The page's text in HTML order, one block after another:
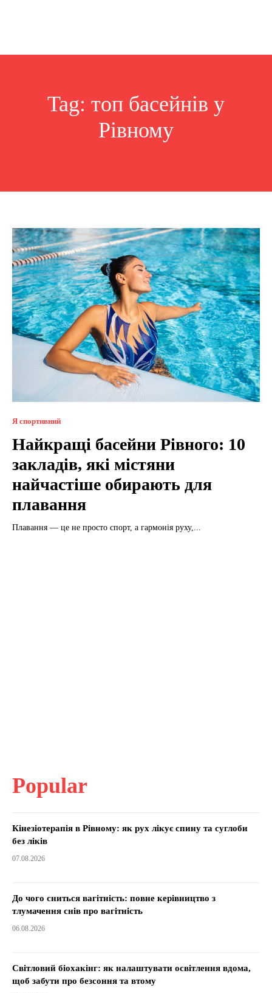
Tag: топ басейнів у
Рівному
Я спортивний
Найкращі басейни Рівного: 10
закладів, які містяни
найчастіше обирають для
плавання
Плавання — це не просто спорт, а гармонія руху,...
Popular
Кінезіотерапія в Рівному: як рух лікує спину та суглоби
без ліків
07.08.2026
До чого сниться вагітність: повне керівництво з
тлумачення снів про вагітність
06.08.2026
Світловий біохакінг: як налаштувати освітлення вдома,
щоб забути про безсоння та втому